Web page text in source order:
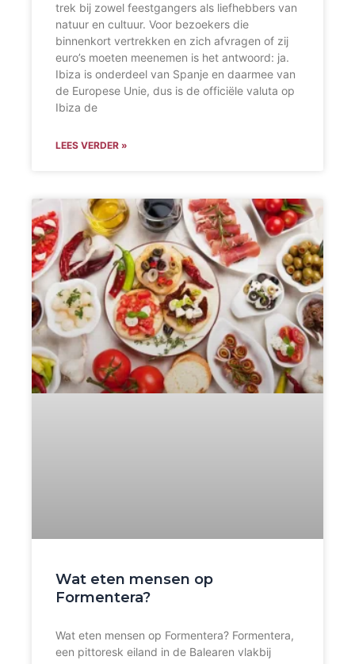
trek bij zowel feestgangers als liefhebbers van
natuur en cultuur. Voor bezoekers die
binnenkort vertrekken en zich afvragen of zij
euro’s moeten meenemen is het antwoord: ja.
Ibiza is onderdeel van Spanje en daarmee van
de Europese Unie, dus is de officiële valuta op
Ibiza de
LEES VERDER »
Wat eten mensen op
Formentera?
Wat eten mensen op Formentera? Formentera,
een pittoresk eiland in de Balearen vlakbij